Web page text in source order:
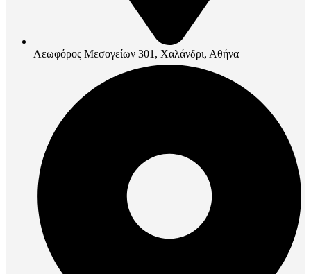
Λεωφόρος Μεσογείων 301, Χαλάνδρι, Αθήνα